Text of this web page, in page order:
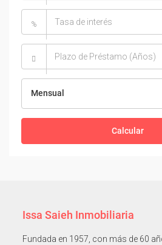
%
Mensual
Calcular
Issa Saieh Inmobiliaria
Fundada en 1957, con más de 60